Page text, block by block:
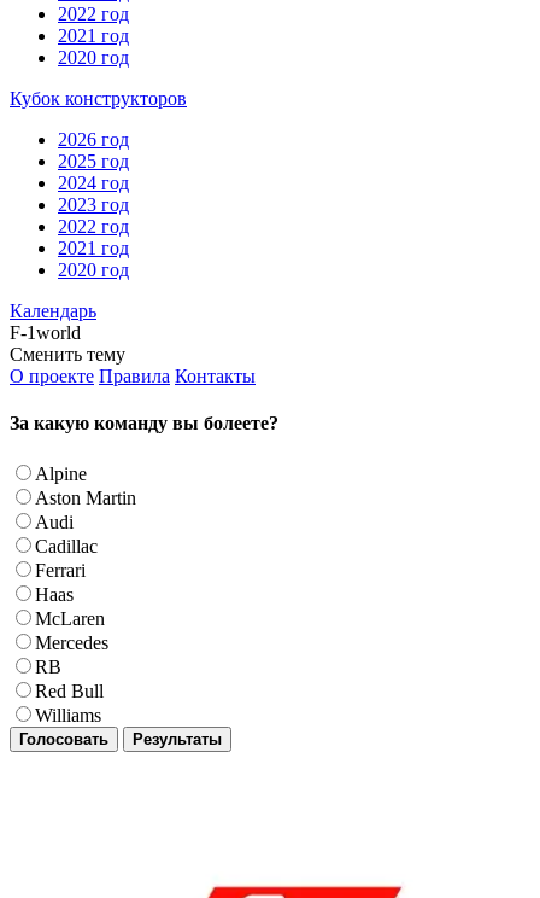
2022 год
2021 год
2020 год
Кубок конструкторов
2026 год
2025 год
2024 год
2023 год
2022 год
2021 год
2020 год
Календарь
F-1world
Сменить тему
О проекте Правила Контакты
За какую команду вы болеете?
Alpine
Aston Martin
Audi
Cadillac
Ferrari
Haas
McLaren
Mercedes
RB
Red Bull
Williams
Голосовать Результаты